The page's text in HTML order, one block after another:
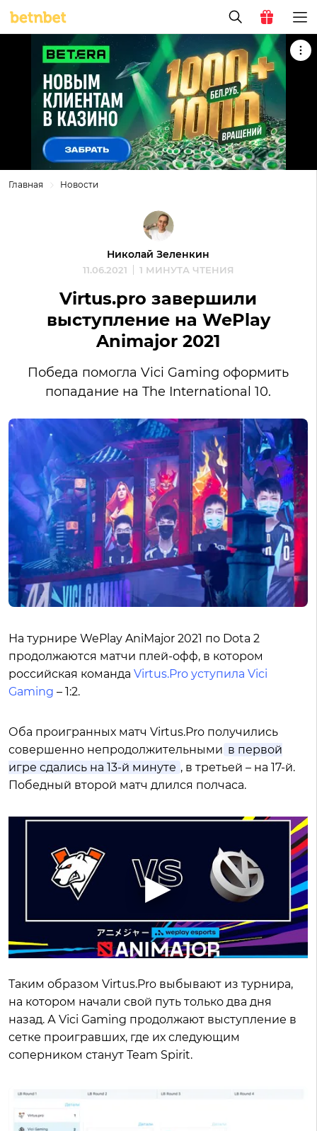
Главная Новости
Николай Зеленкин
11.06.2021 1 МИНУТА ЧТЕНИЯ
Virtus.pro завершили
выступление на WePlay
Animajor 2021
Победа помогла Vici Gaming оформить
попадание на The International 10.
На турнире WePlay AniMajor 2021 по Dota 2
продолжаются матчи плей-офф, в котором
российская команда Virtus.Pro уступила Vici
Gaming – 1:2.
Оба проигранных матч Virtus.Pro получились
совершенно непродолжительными: в первой
игре сдались на 13-й минуте , в третьей – на 17-й.
Победный второй матч длился полчаса.
Таким образом Virtus.Pro выбывают из турнира,
на котором начали свой путь только два дня
назад. А Vici Gaming продолжают выступление в
сетке проигравших, где их следующим
соперником станут Team Spirit.